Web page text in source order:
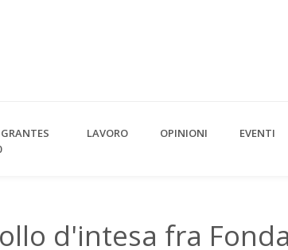
LAVORO OPINIONI EVENTI
d'intesa fra